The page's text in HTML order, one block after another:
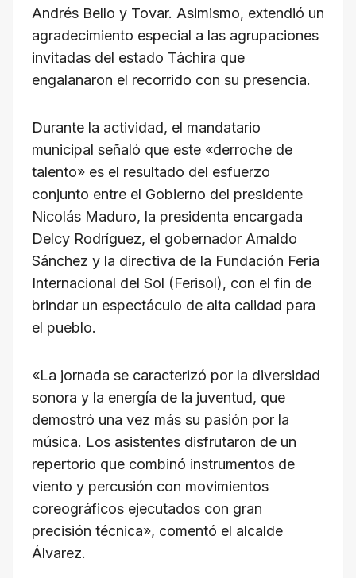
Andrés Bello y Tovar. Asimismo, extendió un
agradecimiento especial a las agrupaciones
invitadas del estado Táchira que
engalanaron el recorrido con su presencia.
Durante la actividad, el mandatario
municipal señaló que este «derroche de
talento» es el resultado del esfuerzo
conjunto entre el Gobierno del presidente
Nicolás Maduro, la presidenta encargada
Delcy Rodríguez, el gobernador Arnaldo
Sánchez y la directiva de la Fundación Feria
Internacional del Sol (Ferisol), con el fin de
brindar un espectáculo de alta calidad para
el pueblo.
«La jornada se caracterizó por la diversidad
sonora y la energía de la juventud, que
demostró una vez más su pasión por la
música. Los asistentes disfrutaron de un
repertorio que combinó instrumentos de
viento y percusión con movimientos
coreográficos ejecutados con gran
precisión técnica», comentó el alcalde
Álvarez.